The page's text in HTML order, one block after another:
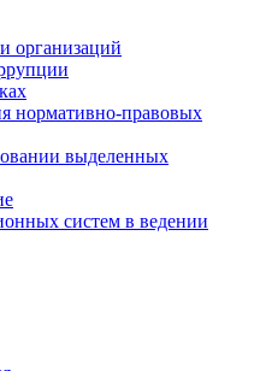
организаций
нормативно-правовых
выделенных
систем в ведении